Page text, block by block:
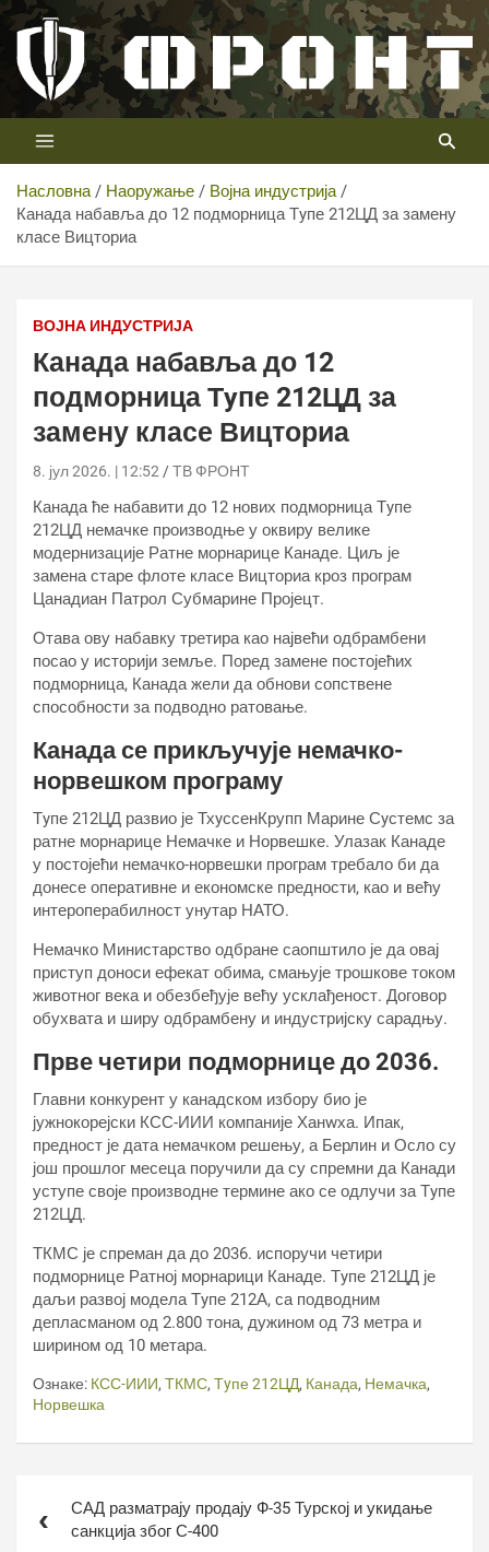
Скип
цонтент
Телевизија ФРОНТ
Први војни канал у Србији
Насловна Наоружање
Војна индустрија
Канада набавља до 12 подморница Тyпе 212ЦД за замену
класе Вицториа
ВОЈНА ИНДУСТРИЈА
Канада набавља до 12
подморница Тyпе 212ЦД за
замену класе Вицториа
8. јул 2026. | 12:52 ТВ ФРОНТ
Канада ће набавити до 12 нових подморница Тyпе
212ЦД немачке производње у оквиру велике
модернизације Ратне морнарице Канаде. Циљ је
замена старе флоте класе Вицториа кроз програм
Цанадиан Патрол Субмарине Пројецт.
Отава ову набавку третира као највећи одбрамбени
посао у историји земље. Поред замене постојећих
подморница, Канада жели да обнови сопствене
способности за подводно ратовање.
Канада се прикључује немачко-
норвешком програму
Тyпе 212ЦД развио је ТхyссенКрупп Марине Сyстемс за
ратне морнарице Немачке и Норвешке. Улазак Канаде
у постојећи немачко-норвешки програм требало би да
донесе оперативне и економске предности, као и већу
интероперабилност унутар НАТО.
Немачко Министарство одбране саопштило је да овај
приступ доноси ефекат обима, смањује трошкове током
животног века и обезбеђује већу усклађеност. Договор
обухвата и ширу одбрамбену и индустријску сарадњу.
Прве четири подморнице до 2036.
Главни конкурент у канадском избору био је
јужнокорејски КСС-ИИИ компаније Ханwха. Ипак,
предност је дата немачком решењу, а Берлин и Осло су
још прошлог месеца поручили да су спремни да Канади
уступе своје производне термине ако се одлучи за Тyпе
212ЦД.
ТКМС је спреман да до 2036. испоручи четири
подморнице Ратној морнарици Канаде. Тyпе 212ЦД је
даљи развој модела Тyпе 212А, са подводним
депласманом од 2.800 тона, дужином од 73 метра и
ширином од 10 метара.
Ознаке: КСС-ИИИ, ТКМС, Тyпе 212ЦД, Канада, Немачка,
Норвешка
чланкаСАД разматрају продају Ф-35 Турској и укидање
санкција због С-400